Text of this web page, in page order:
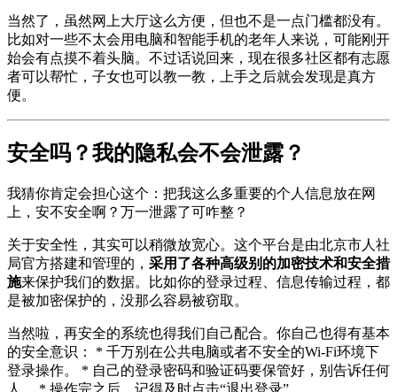
当然了，虽然网上大厅这么方便，但也不是一点门槛都没有。
比如对一些不太会用电脑和智能手机的老年人来说，可能刚开
始会有点摸不着头脑。不过话说回来，现在很多社区都有志愿
者可以帮忙，子女也可以教一教，上手之后就会发现是真方
便。
安全吗？我的隐私会不会泄露？
我猜你肯定会担心这个：把我这么多重要的个人信息放在网
上，安不安全啊？万一泄露了可咋整？
关于安全性，其实可以稍微放宽心。这个平台是由北京市人社
局官方搭建和管理的， 采用了各种高级别的加密技术和安全措
施来保护我们的数据。比如你的登录过程、信息传输过程，都
是被加密保护的，没那么容易被窃取。
当然啦，再安全的系统也得我们自己配合。你自己也得有基本
的安全意识： * 千万别在公共电脑或者不安全的Wi-Fi环境下
登录操作。 * 自己的登录密码和验证码要保管好，别告诉任何
人。 * 操作完之后，记得及时点击“退出登录”。